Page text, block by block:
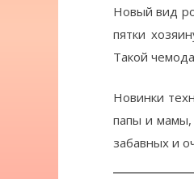
Новый вид
пятки
Такой
Новинки
папы и мамы,
забавных и